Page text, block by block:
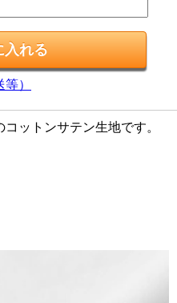
）
ットンサテン生地です。